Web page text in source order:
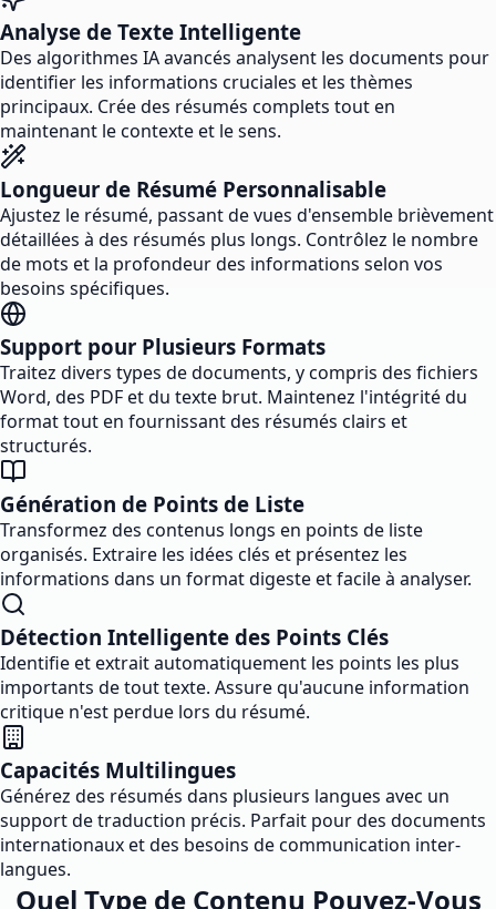
Analyse de Texte Intelligente
Des algorithmes IA avancés analysent les documents pour
identifier les informations cruciales et les thèmes
principaux. Crée des résumés complets tout en
maintenant le contexte et le sens.
Longueur de Résumé Personnalisable
Ajustez le résumé, passant de vues d'ensemble brièvement
détaillées à des résumés plus longs. Contrôlez le nombre
de mots et la profondeur des informations selon vos
besoins spécifiques.
Support pour Plusieurs Formats
Traitez divers types de documents, y compris des fichiers
Word, des PDF et du texte brut. Maintenez l'intégrité du
format tout en fournissant des résumés clairs et
structurés.
Génération de Points de Liste
Transformez des contenus longs en points de liste
organisés. Extraire les idées clés et présentez les
informations dans un format digeste et facile à analyser.
Détection Intelligente des Points Clés
Identifie et extrait automatiquement les points les plus
importants de tout texte. Assure qu'aucune information
critique n'est perdue lors du résumé.
Capacités Multilingues
Générez des résumés dans plusieurs langues avec un
support de traduction précis. Parfait pour des documents
internationaux et des besoins de communication inter-
langues.
Quel Type de Contenu Pouvez-Vous